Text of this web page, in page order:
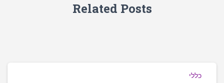
Related Posts
כללי